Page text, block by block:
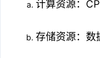
计算资源：
存储资源：数